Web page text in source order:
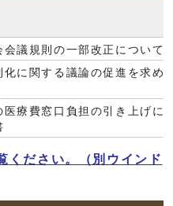
会議規則の一部改正について
化に関する議論の促進を求め
医療費窓口負担の引き上げに
ください。
（別ウインド